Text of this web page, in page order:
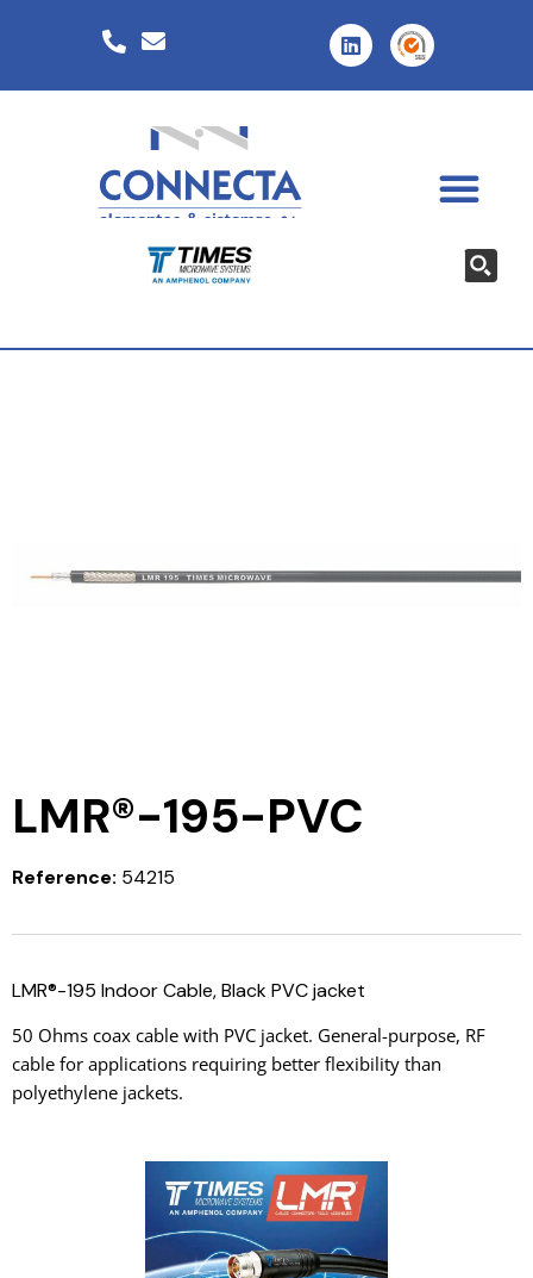
LMR®-195-PVC
Reference: 54215
LMR®-195 Indoor Cable, Black PVC jacket
50 Ohms coax cable with PVC jacket. General-purpose, RF
cable for applications requiring better flexibility than
polyethylene jackets.